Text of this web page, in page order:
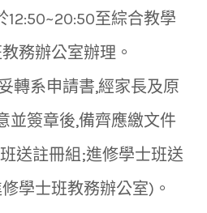
12:50~20:50至綜合教學
務辦公室辦理。
轉系申請書,經家長及原
並簽章後,備齊應繳文件
送註冊組;進修學士班送
學士班教務辦公室)。